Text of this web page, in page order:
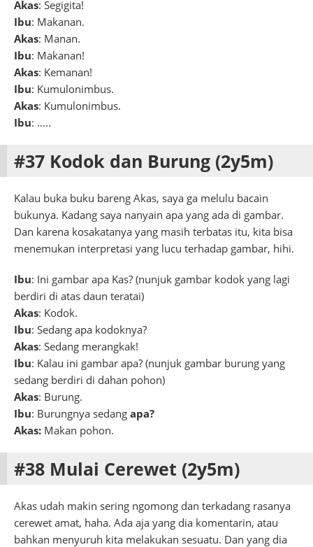
Akas: Segigita!
Ibu: Makanan.
Akas: Manan.
Ibu: Makanan!
Akas: Kemanan!
Ibu: Kumulonimbus.
Akas: Kumulonimbus.
Ibu: …..
#37 Kodok dan Burung (2y5m)
Kalau buka buku bareng Akas, saya ga melulu bacain
bukunya. Kadang saya nanyain apa yang ada di gambar.
Dan karena kosakatanya yang masih terbatas itu, kita bisa
menemukan interpretasi yang lucu terhadap gambar, hihi.
Ibu: Ini gambar apa Kas? (nunjuk gambar kodok yang lagi
berdiri di atas daun teratai)
Akas: Kodok.
Ibu: Sedang apa kodoknya?
Akas: Sedang merangkak!
Ibu: Kalau ini gambar apa? (nunjuk gambar burung yang
sedang berdiri di dahan pohon)
Akas: Burung.
Ibu: Burungnya sedang apa?
Akas: Makan pohon.
#38 Mulai Cerewet (2y5m)
Akas udah makin sering ngomong dan terkadang rasanya
cerewet amat, haha. Ada aja yang dia komentarin, atau
bahkan menyuruh kita melakukan sesuatu. Dan yang dia